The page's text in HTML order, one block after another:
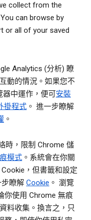
collect from the
can browse by
or all of your saved
Analytics (分析) 瞭
動的情況。如果您不
器中運作，便可安裝
掛程式 。 進一步瞭解
。
時，限制 Chrome 儲
模式 。系統會在你關
，但書籤和設定
瞭解 Cookie 。 瀏覽
你使用 Chrome 無痕
料收集。換言之，只